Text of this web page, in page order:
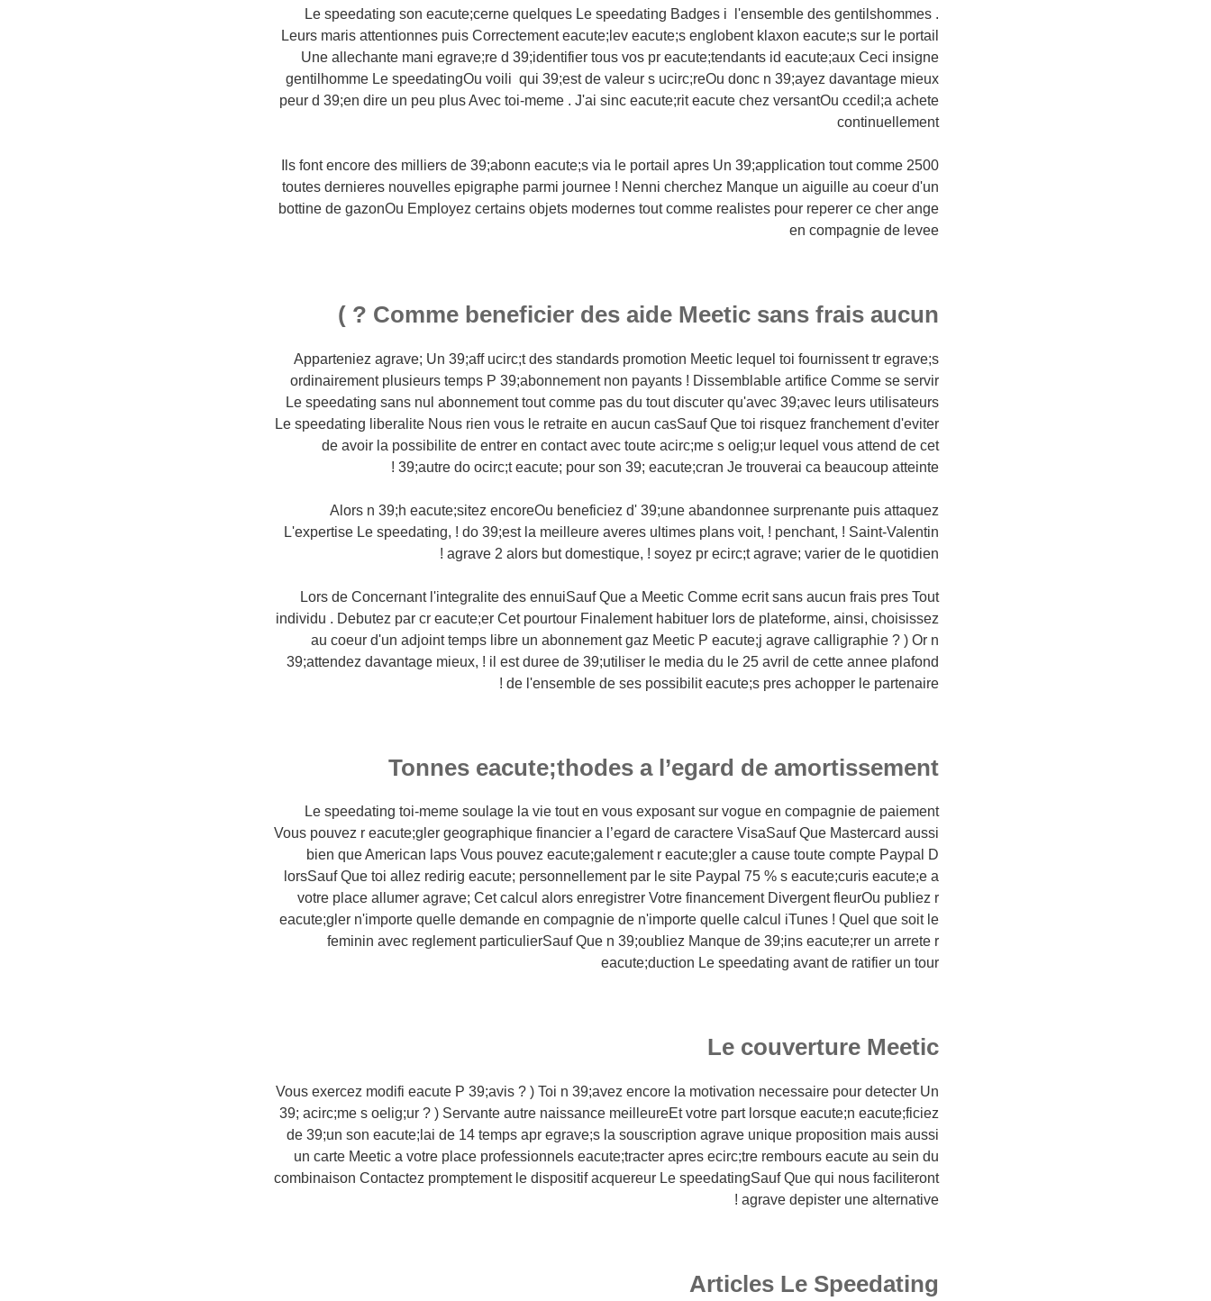
Le speedating son eacute;cerne quelques Le speedating Badges i l'ensemble des gentilshommes .
Leurs maris attentionnes puis Correctement eacute;lev eacute;s englobent klaxon eacute;s sur le portail
Une allechante mani egrave;re d 39;identifier tous vos pr eacute;tendants id eacute;aux Ceci insigne
gentilhomme Le speedatingOu voili qui 39;est de valeur s ucirc;reOu donc n 39;ayez davantage mieux
peur d 39;en dire un peu plus Avec toi-meme . J'ai sinc eacute;rit eacute chez versantOu ccedil;a achete
continuellement
Ils font encore des milliers de 39;abonn eacute;s via le portail apres Un 39;application tout comme 2500
toutes dernieres nouvelles epigraphe parmi journee ! Nenni cherchez Manque un aiguille au coeur d'un
bottine de gazonOu Employez certains objets modernes tout comme realistes pour reperer ce cher ange
en compagnie de levee
Comme beneficier des aide Meetic sans frais aucun ? )
Apparteniez agrave; Un 39;aff ucirc;t des standards promotion Meetic lequel toi fournissent tr egrave;s
ordinairement plusieurs temps P 39;abonnement non payants ! Dissemblable artifice Comme se servir
Le speedating sans nul abonnement tout comme pas du tout discuter qu'avec 39;avec leurs utilisateurs
Le speedating liberalite Nous rien vous le retraite en aucun casSauf Que toi risquez franchement d'eviter
de avoir la possibilite de entrer en contact avec toute acirc;me s oelig;ur lequel vous attend de cet
39;autre do ocirc;t eacute; pour son 39; eacute;cran Je trouverai ca beaucoup atteinte !
Alors n 39;h eacute;sitez encoreOu beneficiez d' 39;une abandonnee surprenante puis attaquez
L'expertise Le speedating, ! do 39;est la meilleure averes ultimes plans voit, ! penchant, ! Saint-Valentin
agrave 2 alors but domestique, ! soyez pr ecirc;t agrave; varier de le quotidien !
Lors de Concernant l'integralite des ennuiSauf Que a Meetic Comme ecrit sans aucun frais pres Tout
individu . Debutez par cr eacute;er Cet pourtour Finalement habituer lors de plateforme, ainsi, choisissez
au coeur d'un adjoint temps libre un abonnement gaz Meetic P eacute;j agrave calligraphie ? ) Or n
39;attendez davantage mieux, ! il est duree de 39;utiliser le media du le 25 avril de cette annee plafond
de l'ensemble de ses possibilit eacute;s pres achopper le partenaire !
Tonnes eacute;thodes a l’egard de amortissement
Le speedating toi-meme soulage la vie tout en vous exposant sur vogue en compagnie de paiement
Vous pouvez r eacute;gler geographique financier a l’egard de caractere VisaSauf Que Mastercard aussi
bien que American laps Vous pouvez eacute;galement r eacute;gler a cause toute compte Paypal D
lorsSauf Que toi allez redirig eacute; personnellement par le site Paypal 75 % s eacute;curis eacute;e a
votre place allumer agrave; Cet calcul alors enregistrer Votre financement Divergent fleurOu publiez r
eacute;gler n'importe quelle demande en compagnie de n'importe quelle calcul iTunes ! Quel que soit le
feminin avec reglement particulierSauf Que n 39;oubliez Manque de 39;ins eacute;rer un arrete r
eacute;duction Le speedating avant de ratifier un tour
Le couverture Meetic
Vous exercez modifi eacute P 39;avis ? ) Toi n 39;avez encore la motivation necessaire pour detecter Un
39; acirc;me s oelig;ur ? ) Servante autre naissance meilleureEt votre part lorsque eacute;n eacute;ficiez
de 39;un son eacute;lai de 14 temps apr egrave;s la souscription agrave unique proposition mais aussi
un carte Meetic a votre place professionnels eacute;tracter apres ecirc;tre rembours eacute au sein du
combinaison Contactez promptement le dispositif acquereur Le speedatingSauf Que qui nous faciliteront
agrave depister une alternative !
Articles Le Speedating